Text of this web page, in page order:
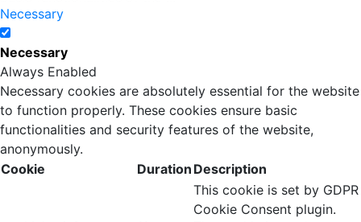
Necessary
Necessary
Always Enabled
Necessary cookies are absolutely essential for the website
to function properly. These cookies ensure basic
functionalities and security features of the website,
anonymously.
Cookie
Duration Description
This cookie is set by GDPR
Cookie Consent plugin.